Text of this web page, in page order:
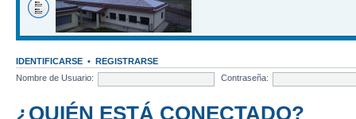
IDENTIFICARSE • REGISTRARSE
Nombre de Usuario:
Contraseña:
¿QUIÉN ESTÁ CONECTADO?